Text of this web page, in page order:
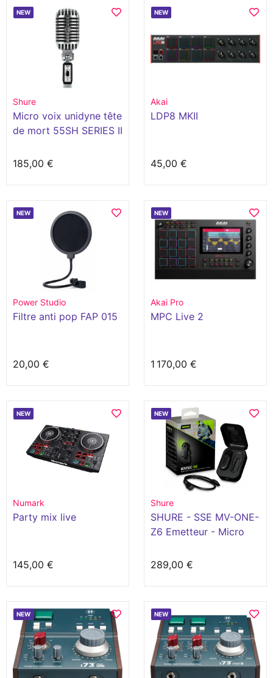
NEW
Shure
Micro voix unidyne tête
de mort 55SH SERIES II
185,00 €
NEW
Akai
LDP8 MKII
45,00 €
NEW
Power Studio
Filtre anti pop FAP 015
20,00 €
NEW
Akai Pro
MPC Live 2
1 170,00 €
NEW
Numark
Party mix live
145,00 €
NEW
Shure
SHURE - SSE MV-ONE-
Z6 Emetteur - Micro
nomade
289,00 €
NEW NEW